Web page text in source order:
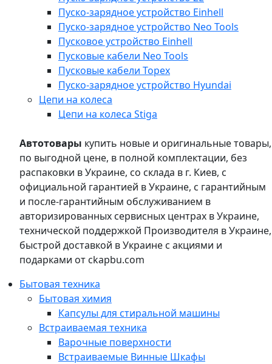
Пуско-зарядное устройство Einhell
Пуско-зарядное устройство Neo Tools
Пусковое устройство Einhell
Пусковые кабели Neo Tools
Пусковые кабели Topex
Пуско-зарядное устройство Hyundai
Цепи на колеса
Цепи на колеса Stiga
Автотовары купить новые и оригинальные товары,
по выгодной цене, в полной комплектации, без
распаковки в Украине, со склада в г. Киев, с
официальной гарантией в Украине, с гарантийным
и после-гарантийным обслуживанием в
авторизированных сервисных центрах в Украине,
технической поддержкой Производителя в Украине,
быстрой доставкой в Украине с акциями и
подарками от ckapbu.com
Бытовая техника
Бытовая химия
Капсулы для стиральной машины
Встраиваемая техника
Варочные поверхности
Встраиваемые Винные Шкафы